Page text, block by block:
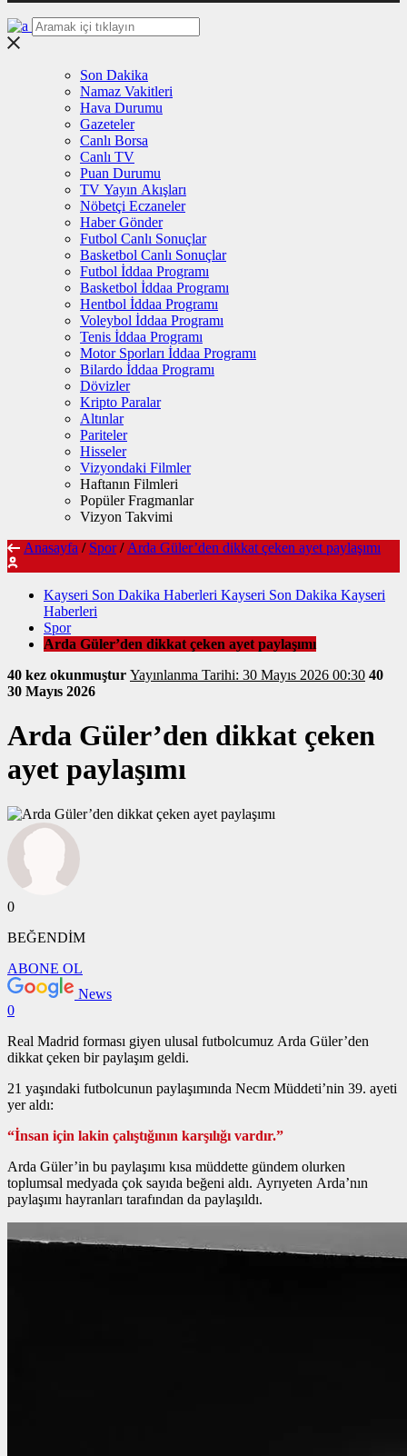
Son Dakika
Namaz Vakitleri
Hava Durumu
Gazeteler
Canlı Borsa
Canlı TV
Puan Durumu
TV Yayın Akışları
Nöbetçi Eczaneler
Haber Gönder
Futbol Canlı Sonuçlar
Basketbol Canlı Sonuçlar
Futbol İddaa Programı
Basketbol İddaa Programı
Hentbol İddaa Programı
Voleybol İddaa Programı
Tenis İddaa Programı
Motor Sporları İddaa Programı
Bilardo İddaa Programı
Dövizler
Kripto Paralar
Altınlar
Pariteler
Hisseler
Vizyondaki Filmler
Haftanın Filmleri
Popüler Fragmanlar
Vizyon Takvimi
Anasayfa / Spor / Arda Güler’den dikkat çeken ayet paylaşımı
Kayseri Son Dakika Haberleri Kayseri Son Dakika Kayseri
Haberleri
Spor
Arda Güler’den dikkat çeken ayet paylaşımı
40 kez okunmuştur
Yayınlanma Tarihi: 30 Mayıs 2026 00:30 40
30 Mayıs 2026
Arda Güler’den dikkat çeken
ayet paylaşımı
0
BEĞENDİM
ABONE OL
News
0
Real Madrid forması giyen ulusal futbolcumuz Arda Güler’den
dikkat çeken bir paylaşım geldi.
21 yaşındaki futbolcunun paylaşımında Necm Müddeti’nin 39. ayeti
yer aldı:
“İnsan için lakin çalıştığının karşılığı vardır.”
Arda Güler’in bu paylaşımı kısa müddette gündem olurken
toplumsal medyada çok sayıda beğeni aldı. Ayrıyeten Arda’nın
paylaşımı hayranları tarafından da paylaşıldı.